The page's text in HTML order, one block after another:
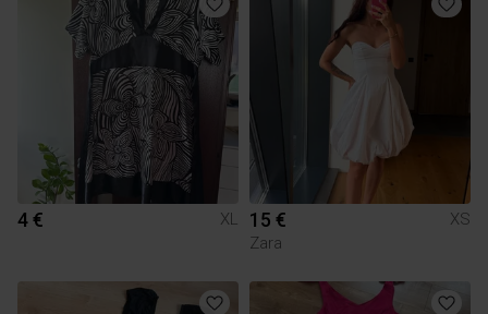
4 € XL 15 €
XS
Zara